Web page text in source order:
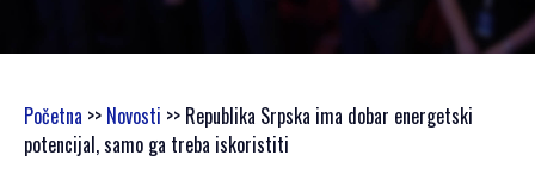
SAMIT 2022
SAMIT 2020
GALERIJA 2023
Početna >> Novosti >> Republika Srpska ima dobar energetski
potencijal, samo ga treba iskoristiti